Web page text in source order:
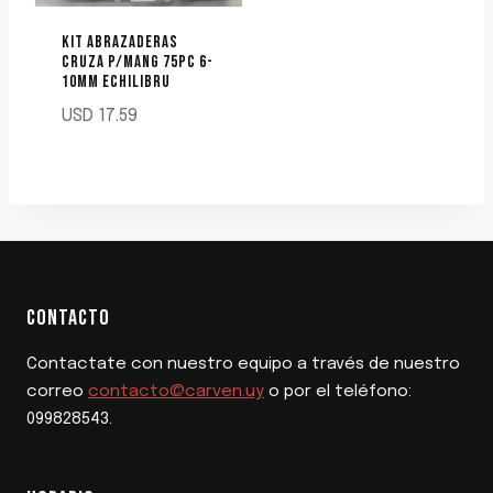
KIT ABRAZADERAS
CRUZA P/MANG 75PC 6-
10MM ECHILIBRU
USD 17.59
CONTACTO
Contactate con nuestro equipo a través de nuestro
correo contacto@carven.uy o por el teléfono:
099828543.